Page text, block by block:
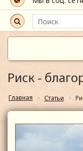
Риск -
Главная Статьи